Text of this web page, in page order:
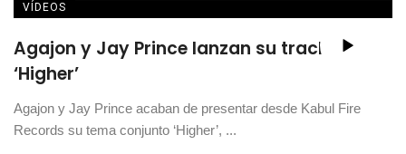
VÍDEOS
Agajon y Jay Prince lanzan su track
‘Higher’
Agajon y Jay Prince acaban de presentar desde Kabul Fire
Records su tema conjunto ‘Higher’, ...